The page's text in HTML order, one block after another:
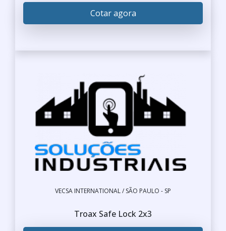
Cotar agora
VECSA INTERNATIONAL / SÃO PAULO - SP
Troax Safe Lock 2x3